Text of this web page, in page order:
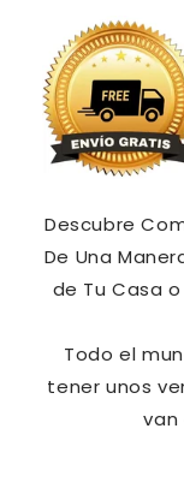
MAGICO
Descubre
De Una
de Tu Casa
Todo el
tener unos
van